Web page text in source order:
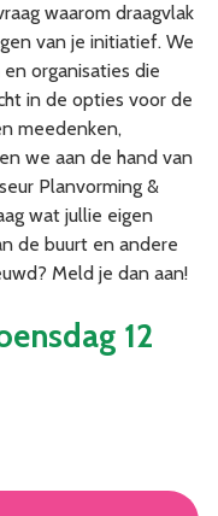
waarom draagvlak
van je initiatief. We
organisaties die
in de opties voor de
meedenken,
we aan de hand van
Planvorming &
wat jullie eigen
de buurt en andere
Meld je dan aan!
12